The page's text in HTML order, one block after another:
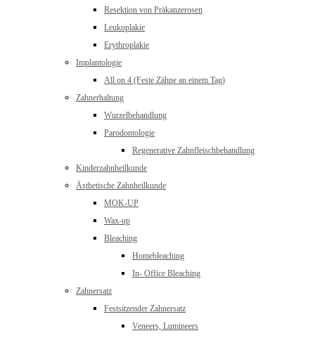
Resektion von Präkanzerosen
Leukoplakie
Erythroplakie
Implantologie
All on 4 (Feste Zähne an einem Tag)
Zahnerhaltung
Wurzelbehandlung
Parodontologie
Regenerative Zahnfleischbehandlung
Kinderzahnheilkunde
Ästhetische Zahnheilkunde
MOK-UP
Wax-up
Bleaching
Homebleaching
In- Office Bleaching
Zahnersatz
Festsitzender Zahnersatz
Veneers, Lumineers